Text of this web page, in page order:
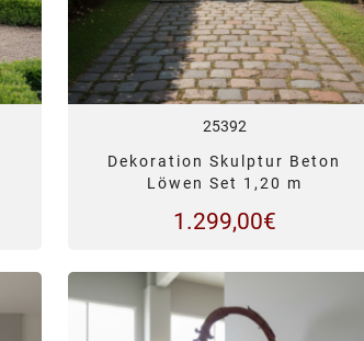
25392
Dekoration Skulptur Beton
Löwen Set 1,20 m
1.299,00€